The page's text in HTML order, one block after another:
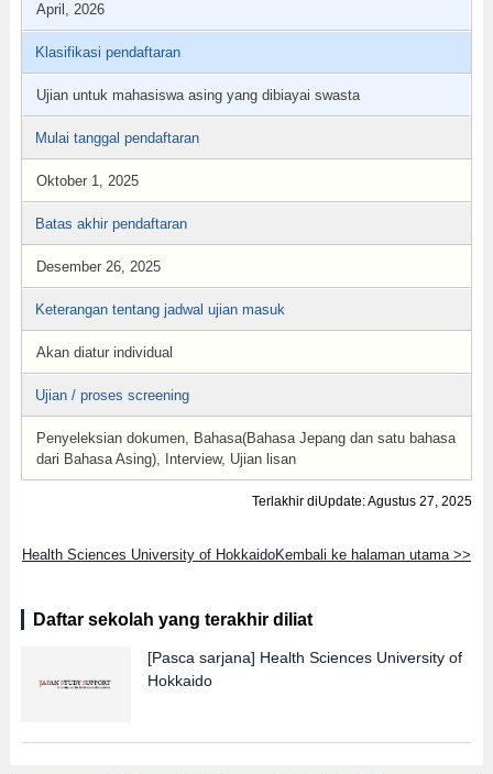
April, 2026
Klasifikasi pendaftaran
Ujian untuk mahasiswa asing yang dibiayai swasta
Mulai tanggal pendaftaran
Oktober 1, 2025
Batas akhir pendaftaran
Desember 26, 2025
Keterangan tentang jadwal ujian masuk
Akan diatur individual
Ujian / proses screening
Penyeleksian dokumen, Bahasa(Bahasa Jepang dan satu bahasa
dari Bahasa Asing), Interview, Ujian lisan
Terlakhir diUpdate: Agustus 27, 2025
Health Sciences University of HokkaidoKembali ke halaman utama >>
Daftar sekolah yang terakhir diliat
[Pasca sarjana] Health Sciences University of
Hokkaido